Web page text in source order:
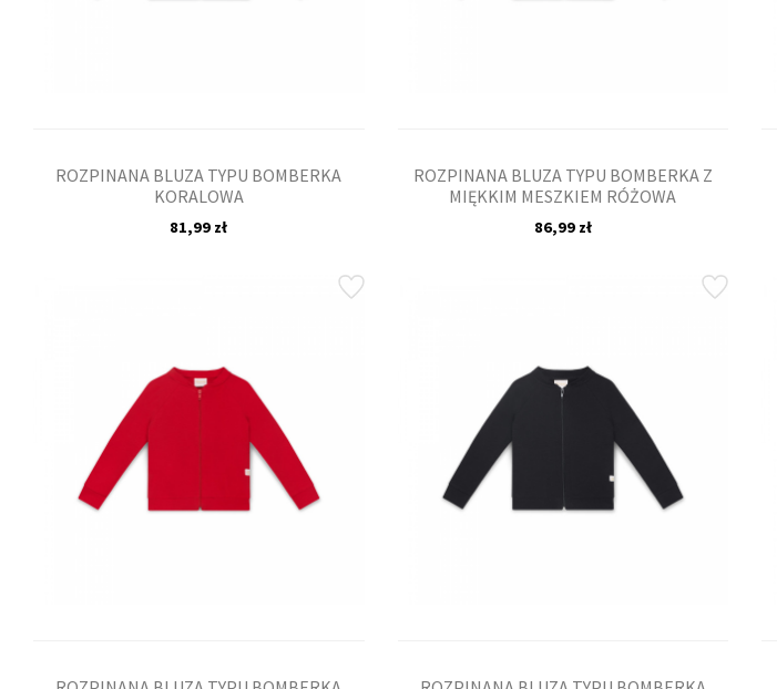
ROZPINANA BLUZA TYPU BOMBERKA
KORALOWA
81,99 zł
ROZPINANA BLUZA TYPU BOMBERKA Z
MIĘKKIM MESZKIEM RÓŻOWA
86,99 zł